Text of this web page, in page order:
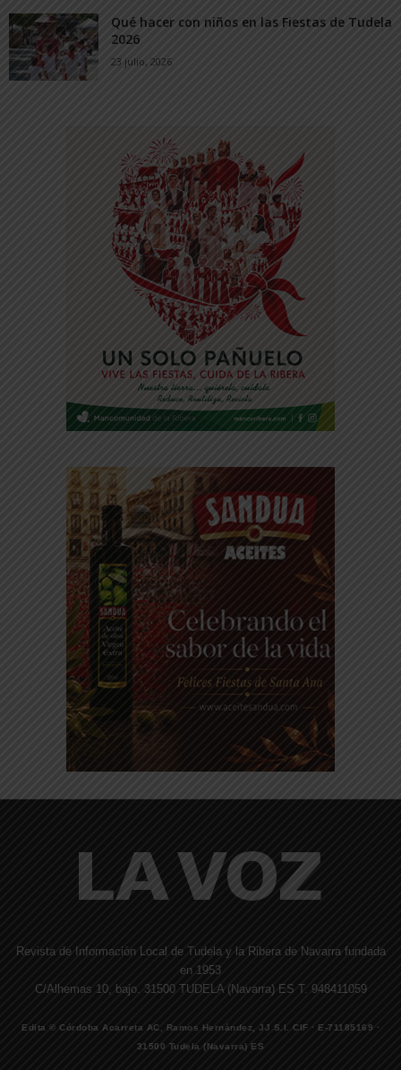
Qué hacer con niños en las Fiestas de Tudela
2026
23 julio, 2026
Revista de Información Local de Tudela y la Ribera de Navarra fundada
en 1953
C/Alhemas 10, bajo. 31500 TUDELA (Navarra) ES T. 948411059
Edita © Córdoba Acarreta AC, Ramos Hernández, JJ S.I. CIF · E-71185169 ·
31500 Tudela (Navarra) ES